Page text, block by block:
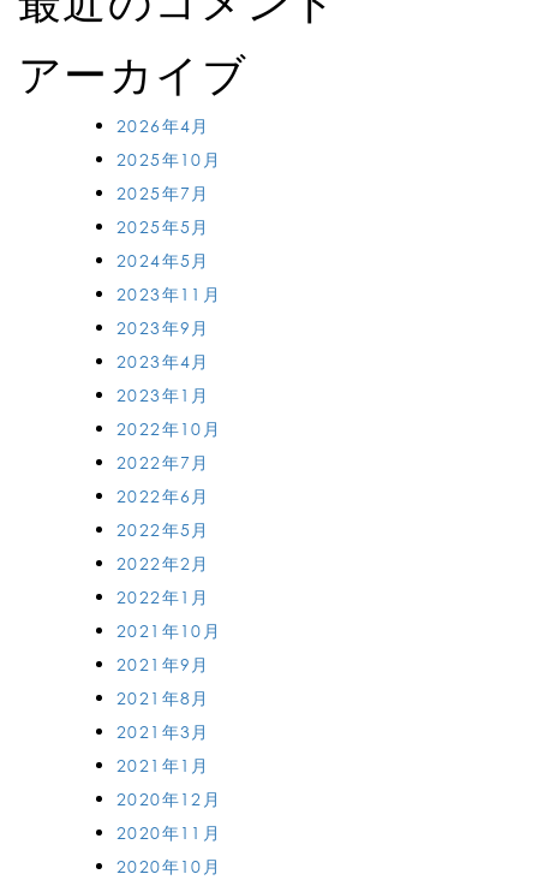
アーカイブ
2026年4月
2025年10月
2025年7月
2025年5月
2024年5月
2023年11月
2023年9月
2023年4月
2023年1月
2022年10月
2022年7月
2022年6月
2022年5月
2022年2月
2022年1月
2021年10月
2021年9月
2021年8月
2021年3月
2021年1月
2020年12月
2020年11月
2020年10月